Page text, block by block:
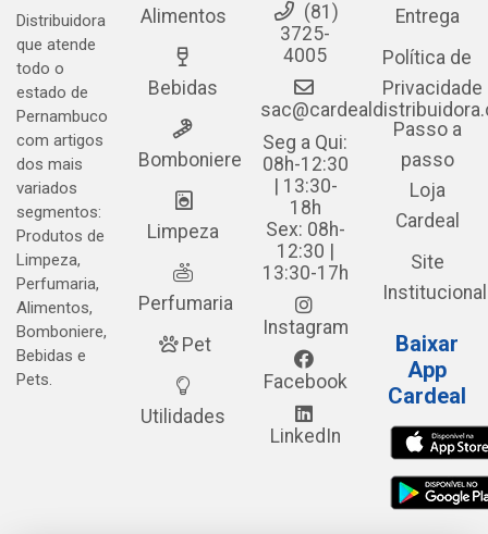
Distribuidora
que atende
todo o
estado de
Pernambuco
com artigos
dos mais
variados
segmentos:
Produtos de
Limpeza,
Perfumaria,
Alimentos,
Bomboniere,
Bebidas e
Pets.
Alimentos
Bebidas
Bomboniere
Limpeza
Perfumaria
Pet
Utilidades
(81)
3725-
4005
Seg a Qui:
08h-12:30
| 13:30-
18h
Sex: 08h-
12:30 |
13:30-17h
Instagram
Facebook
LinkedIn
Entrega
Política de
Privacidade
Passo a
passo
Loja
Cardeal
Site
Institucional
Baixar
App
Cardeal